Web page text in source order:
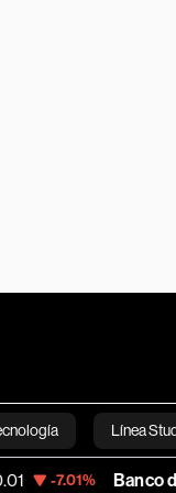
Línea
English
Banco de Bogota